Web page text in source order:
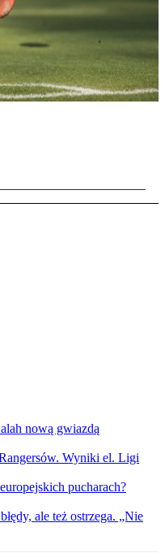
nową gwiazdą
Wyniki el. Ligi
pucharach?
ale też ostrzega. „Nie